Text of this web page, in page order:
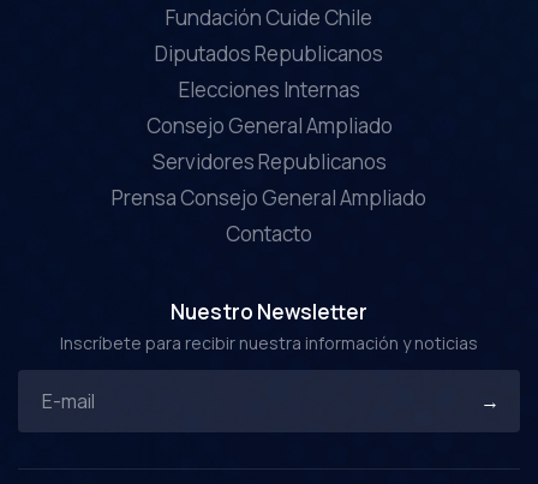
Fundación Cuide Chile
Diputados Republicanos
Elecciones Internas
Consejo General Ampliado
Servidores Republicanos
Prensa Consejo General Ampliado
Contacto
Nuestro Newsletter
Inscríbete para recibir nuestra información y noticias